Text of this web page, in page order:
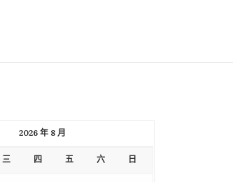
2026 年 8 月
三 四 五 六 日